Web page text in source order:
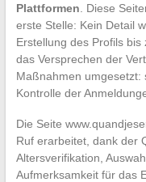
Plattformen . Diese
erste Stelle: Kein Detail
Erstellung des Profils
das Versprechen der
Maßnahmen umgesetzt:
Kontrolle der
Die Seite
Ruf erarbeitet, dank der
Altersverifikation,
Aufmerksamkeit für das